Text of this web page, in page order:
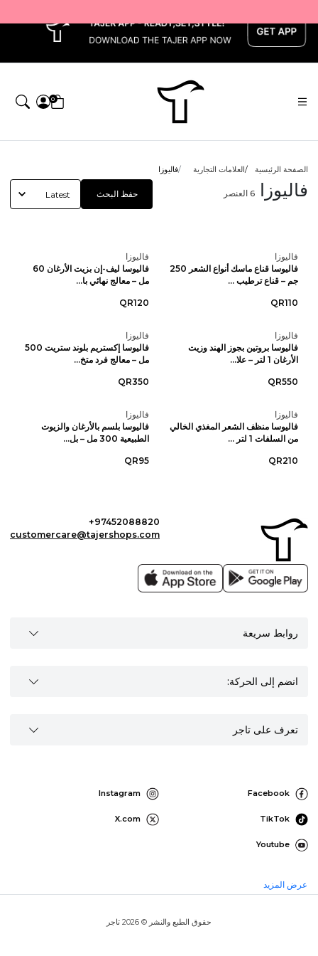
0
الصفحة الرئيسية العلامات التجارية فاليوزا
فاليوزا 6 العنصر حفظ البحث
فاليوزا
فاليوسا قناع ماسك أنواع الشعر 250
جم – قناع ترطيب ...
QR110
فاليوزا
فاليوسا ليف-إن بزيت الأرغان 60
مل – معالج نهائي با...
QR120
فاليوزا
فاليوسا بروتين بجوز الهند وزيت
الأرغان 1 لتر – علا...
QR550
فاليوزا
فاليوسا إكستريم بلوند ستريت 500
مل – معالج فرد متخ...
QR350
فاليوزا
فاليوسا منظف الشعر المغذي الخالي
من السلفات 1 لتر ...
QR210
فاليوزا
فاليوسا بلسم بالأرغان والزيوت
الطبيعية 300 مل – بل...
QR95
+97452088820
customercare@tajershops.com
روابط سريعة
انضم إلى الحركة:
تعرف على تاجر
Facebook
Instagram
TikTok
X.com
Youtube
عرض المزيد
حقوق الطبع والنشر © 2026 تاجر